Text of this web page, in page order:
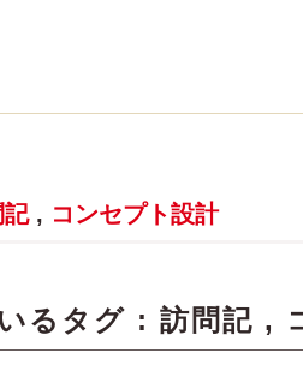
記, コンセプト設計
るタグ : 訪問記 ,